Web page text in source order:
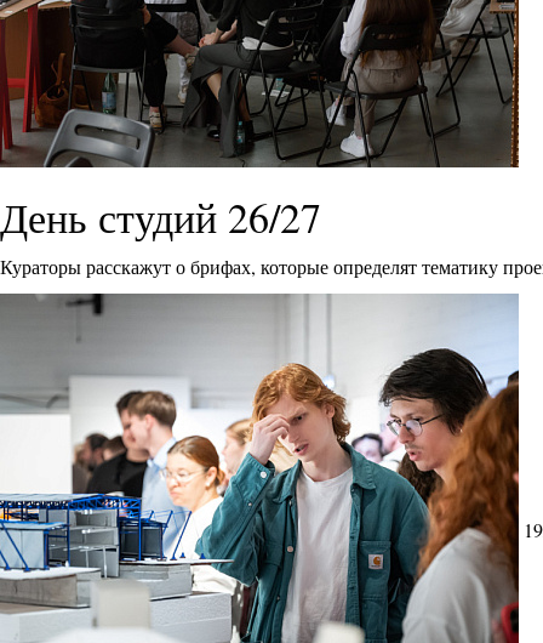
День студий 26/27
Кураторы расскажут о брифах, которые определят тематику